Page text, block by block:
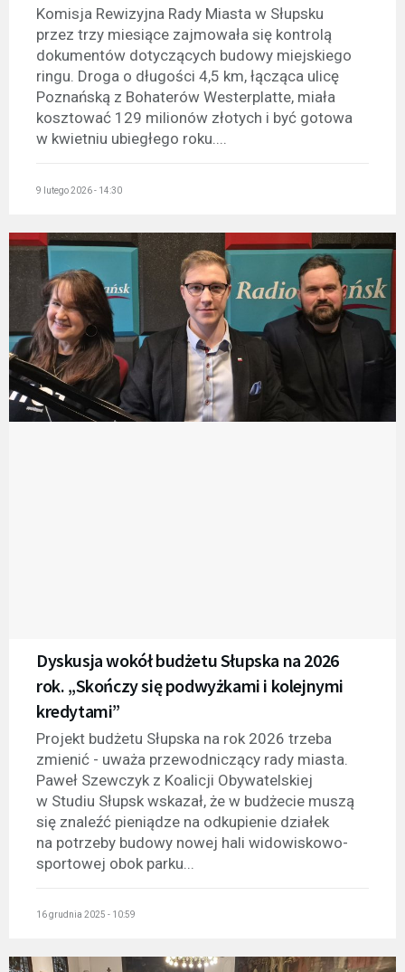
Komisja Rewizyjna Rady Miasta w Słupsku
przez trzy miesiące zajmowała się kontrolą
dokumentów dotyczących budowy miejskiego
ringu. Droga o długości 4,5 km, łącząca ulicę
Poznańską z Bohaterów Westerplatte, miała
kosztować 129 milionów złotych i być gotowa
w kwietniu ubiegłego roku....
9 lutego 2026 - 14:30
Dyskusja wokół budżetu Słupska na 2026
rok. „Skończy się podwyżkami i kolejnymi
kredytami”
Projekt budżetu Słupska na rok 2026 trzeba
zmienić - uważa przewodniczący rady miasta.
Paweł Szewczyk z Koalicji Obywatelskiej
w Studiu Słupsk wskazał, że w budżecie muszą
się znaleźć pieniądze na odkupienie działek
na potrzeby budowy nowej hali widowiskowo-
sportowej obok parku...
16 grudnia 2025 - 10:59